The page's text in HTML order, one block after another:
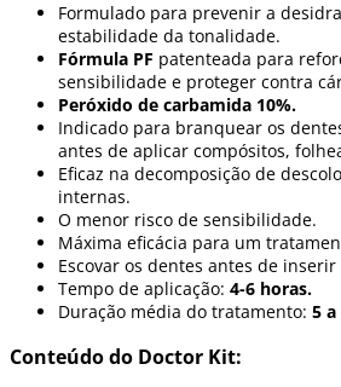
Formulado para prevenir a
estabilidade da tonalidade.
Fórmula PF patenteada para
sensibilidade e proteger contra
Peróxido de carbamida 10%.
Indicado para branquear os
antes de aplicar compósitos,
Eficaz na decomposição de
internas.
O menor risco de sensibilidade.
Máxima eficácia para um
Escovar os dentes antes de inserir
Tempo de aplicação: 4-6 horas.
Duração média do tratamento: 5 a
Conteúdo do Doctor Kit: